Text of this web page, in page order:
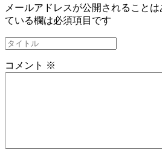
メールアドレスが公開されることは
ている欄は必須項目です
コメント ※